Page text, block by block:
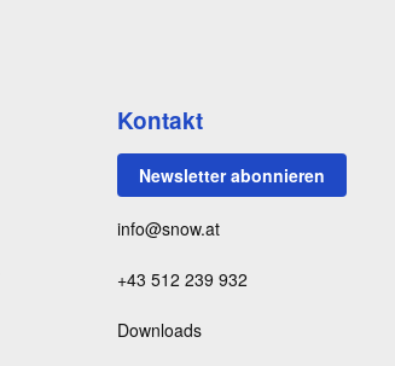
Kontakt
Newsletter abonnieren
info@snow.at
+43 512 239 932
Downloads